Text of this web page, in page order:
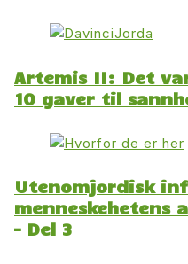
Artemis II: Det
10 gaver til
Utenomjordisk
menneskehetens
– Del 3